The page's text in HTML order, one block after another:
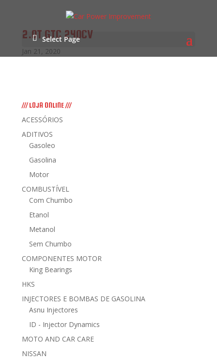
Select Page
2.0T GTC 240CV
Jan 21, 2020
/// LOJA ONLINE ///
ACESSÓRIOS
ADITIVOS
Gasoleo
Gasolina
Motor
COMBUSTÍVEL
Com Chumbo
Etanol
Metanol
Sem Chumbo
COMPONENTES MOTOR
King Bearings
HKS
INJECTORES E BOMBAS DE GASOLINA
Asnu Injectores
ID - Injector Dynamics
MOTO AND CAR CARE
NISSAN